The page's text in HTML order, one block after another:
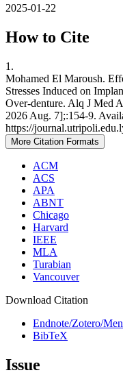
2025-01-22
How to Cite
1.
Mohamed El Maroush.
Stresses Induced on
Over-denture. Alq J Med
2026 Aug. 7];:154-9.
https://
More Citation Formats
ACM
ACS
APA
ABNT
Chicago
Harvard
IEEE
MLA
Turabian
Vancouver
Download Citation
Endnote/Zotero/
BibTeX
Issue